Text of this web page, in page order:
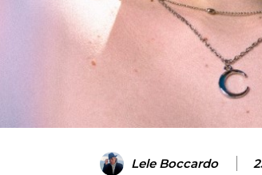
Lele Boccardo